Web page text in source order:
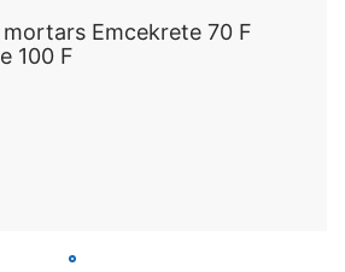
Emcekrete 70 F
100 F